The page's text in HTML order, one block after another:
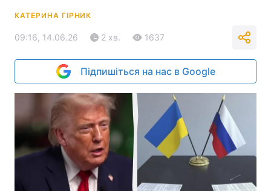
КАТЕРИНА ГІРНИК
09:16, 14.06.26 2 хв. 1637
Підпишіться на нас в Google